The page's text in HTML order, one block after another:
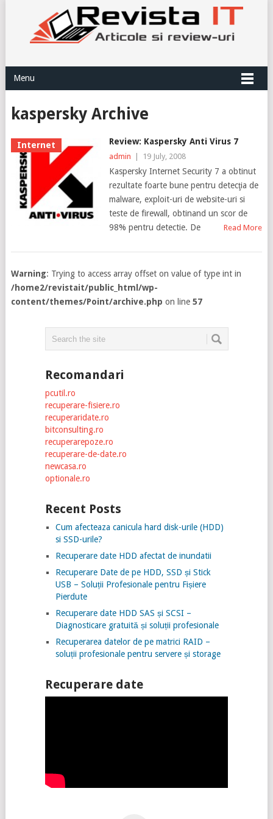
Menu
kaspersky Archive
Internet Review: Kaspersky Anti Virus 7
admin 19 July, 2008
Kaspersky Internet Security 7 a obtinut
rezultate foarte bune pentru detecţia de
malware, exploit-uri de website-uri si
teste de firewall, obtinand un scor de
98% pentru detectie. De
Read More
Warning: Trying to access array offset on value of type int in
/home2/revistait/public_html/wp-
content/themes/Point/archive.php on line 57
Recomandari
pcutil.ro
recuperare-fisiere.ro
recuperaridate.ro
bitconsulting.ro
recuperarepoze.ro
recuperare-de-date.ro
newcasa.ro
optionale.ro
Recent Posts
Cum afecteaza canicula hard disk-urile (HDD)
si SSD-urile?
Recuperare date HDD afectat de inundatii
Recuperare Date de pe HDD, SSD și Stick
USB – Soluții Profesionale pentru Fișiere
Pierdute
Recuperare date HDD SAS și SCSI –
Diagnosticare gratuită și soluții profesionale
Recuperarea datelor de pe matrici RAID –
soluții profesionale pentru servere și storage
Recuperare date